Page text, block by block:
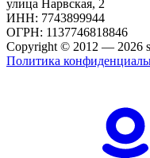
улица Нарвская, 2
ИНН: 7743899944
ОГРН: 1137746818846
Copyright © 2012 — 2026
Политика